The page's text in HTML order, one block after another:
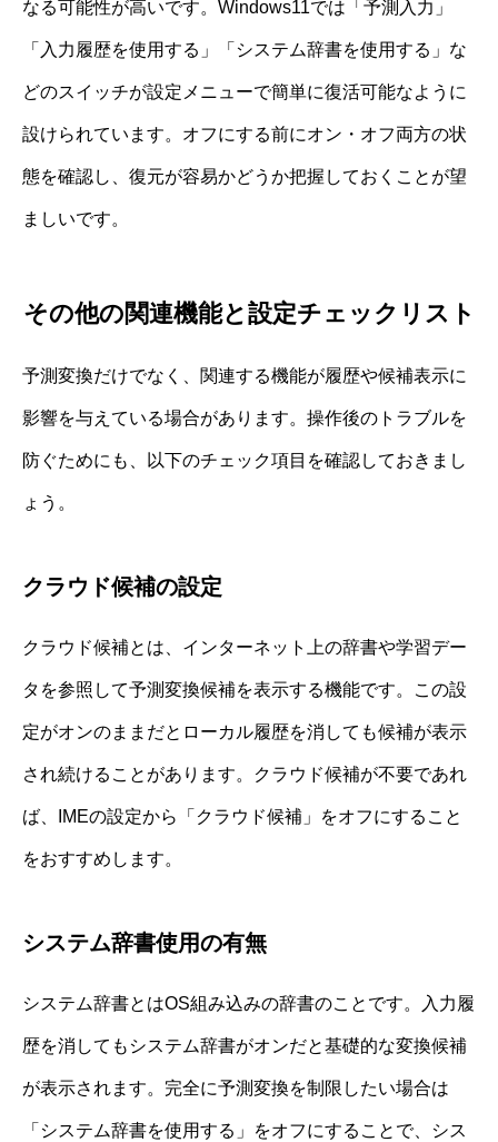
なる可能性が高いです。Windows11では「予測入力」
「入力履歴を使用する」「システム辞書を使用する」な
どのスイッチが設定メニューで簡単に復活可能なように
設けられています。オフにする前にオン・オフ両方の状
態を確認し、復元が容易かどうか把握しておくことが望
ましいです。
その他の関連機能と設定チェックリスト
予測変換だけでなく、関連する機能が履歴や候補表示に
影響を与えている場合があります。操作後のトラブルを
防ぐためにも、以下のチェック項目を確認しておきまし
ょう。
クラウド候補の設定
クラウド候補とは、インターネット上の辞書や学習デー
タを参照して予測変換候補を表示する機能です。この設
定がオンのままだとローカル履歴を消しても候補が表示
され続けることがあります。クラウド候補が不要であれ
ば、IMEの設定から「クラウド候補」をオフにすること
をおすすめします。
システム辞書使用の有無
システム辞書とはOS組み込みの辞書のことです。入力履
歴を消してもシステム辞書がオンだと基礎的な変換候補
が表示されます。完全に予測変換を制限したい場合は
「システム辞書を使用する」をオフにすることで、シス